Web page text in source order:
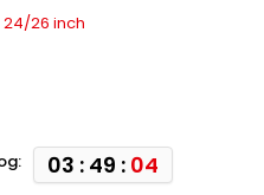
24/26 inch
03 : 49 : 04